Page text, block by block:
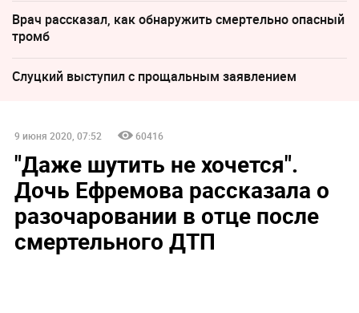
Врач рассказал, как обнаружить смертельно опасный
тромб
Слуцкий выступил с прощальным заявлением
9 июня 2020, 07:52 60416
"Даже шутить не хочется".
Дочь Ефремова рассказала о
разочаровании в отце после
смертельного ДТП